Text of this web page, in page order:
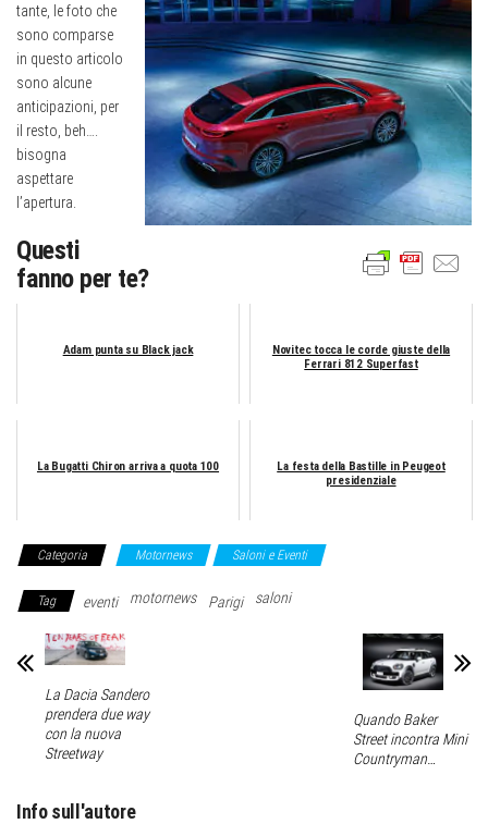
tante, le foto che
sono comparse
in questo articolo
sono alcune
anticipazioni, per
il resto, beh….
bisogna
aspettare
l’apertura.
Questi
fanno per te?
Adam punta su Black jack
Novitec tocca le corde giuste della
Ferrari 812 Superfast
La Bugatti Chiron arriva a quota 100
La festa della Bastille in Peugeot
presidenziale
Categoria Motornews Saloni e Eventi
Tag eventi motornews Parigi saloni
La Dacia Sandero
prendera due way
con la nuova
Streetway
Quando Baker
Street incontra Mini
Countryman…
Info sull'autore